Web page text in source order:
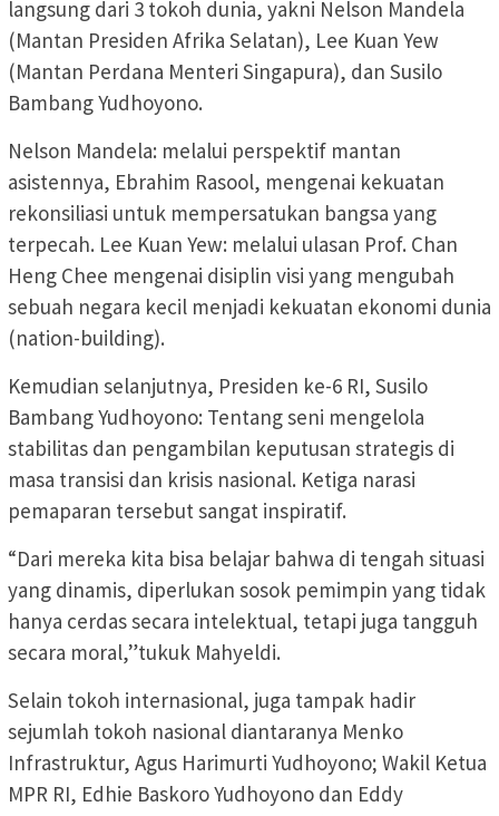
langsung dari 3 tokoh dunia, yakni Nelson Mandela
(Mantan Presiden Afrika Selatan), Lee Kuan Yew
(Mantan Perdana Menteri Singapura), dan Susilo
Bambang Yudhoyono.
Nelson Mandela: melalui perspektif mantan
asistennya, Ebrahim Rasool, mengenai kekuatan
rekonsiliasi untuk mempersatukan bangsa yang
terpecah. Lee Kuan Yew: melalui ulasan Prof. Chan
Heng Chee mengenai disiplin visi yang mengubah
sebuah negara kecil menjadi kekuatan ekonomi dunia
(nation-building).
Kemudian selanjutnya, Presiden ke-6 RI, Susilo
Bambang Yudhoyono: Tentang seni mengelola
stabilitas dan pengambilan keputusan strategis di
masa transisi dan krisis nasional. Ketiga narasi
pemaparan tersebut sangat inspiratif.
“Dari mereka kita bisa belajar bahwa di tengah situasi
yang dinamis, diperlukan sosok pemimpin yang tidak
hanya cerdas secara intelektual, tetapi juga tangguh
secara moral,”tukuk Mahyeldi.
Selain tokoh internasional, juga tampak hadir
sejumlah tokoh nasional diantaranya Menko
Infrastruktur, Agus Harimurti Yudhoyono; Wakil Ketua
MPR RI, Edhie Baskoro Yudhoyono dan Eddy